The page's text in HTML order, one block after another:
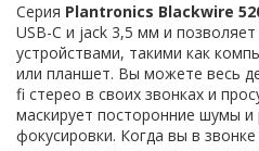
Серия Plantronics Blackwire
USB-C и jack 3,5 мм и
устройствами, такими как
или планшет. Вы можете весь
fi стерео в своих звонках и
маскирует посторонние шумы
фокусировки. Когда вы в